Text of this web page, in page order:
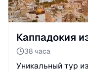
38 часа
Уникальный тур